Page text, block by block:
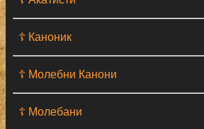
☦ Каноник
☦ Молебни Канони
☦ Молебани